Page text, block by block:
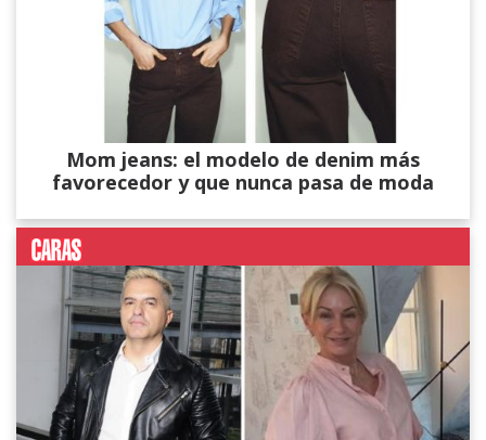
Mom jeans: el modelo de denim más
favorecedor y que nunca pasa de moda